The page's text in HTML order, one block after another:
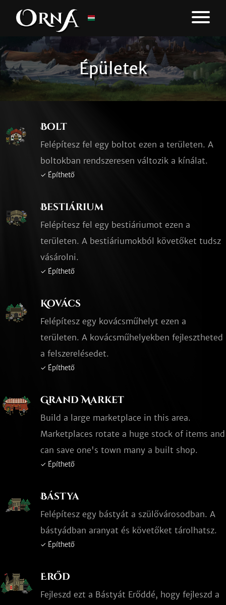
Épületek
Bolt
Felépítesz fel egy boltot ezen a területen. A
boltokban rendszeresen változik a kínálat.
✓ Építhető
Bestiárium
Felépítesz fel egy bestiáriumot ezen a
területen. A bestiáriumokból követőket tudsz
vásárolni.
✓ Építhető
Kovács
Felépítesz egy kovácsműhelyt ezen a
területen. A kovácsműhelyekben fejlesztheted
a felszerelésedet.
✓ Építhető
Grand Market
Build a large marketplace in this area.
Marketplaces rotate a huge stock of items and
can save one's town many a built shop.
✓ Építhető
Bástya
Felépítesz egy bástyát a szülővárosodban. A
bástyádban aranyat és követőket tárolhatsz.
✓ Építhető
Erőd
Fejleszd ezt a Bástyát Erőddé, hogy fejleszd a